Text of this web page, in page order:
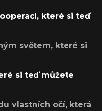
které si teď
světem, které si
si teď můžete
vlastních očí, která